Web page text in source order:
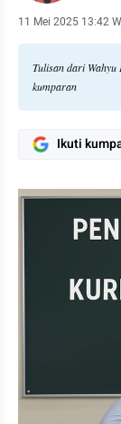
11 Mei 2025 13:42
Tulisan dari
kumparan
Ikuti